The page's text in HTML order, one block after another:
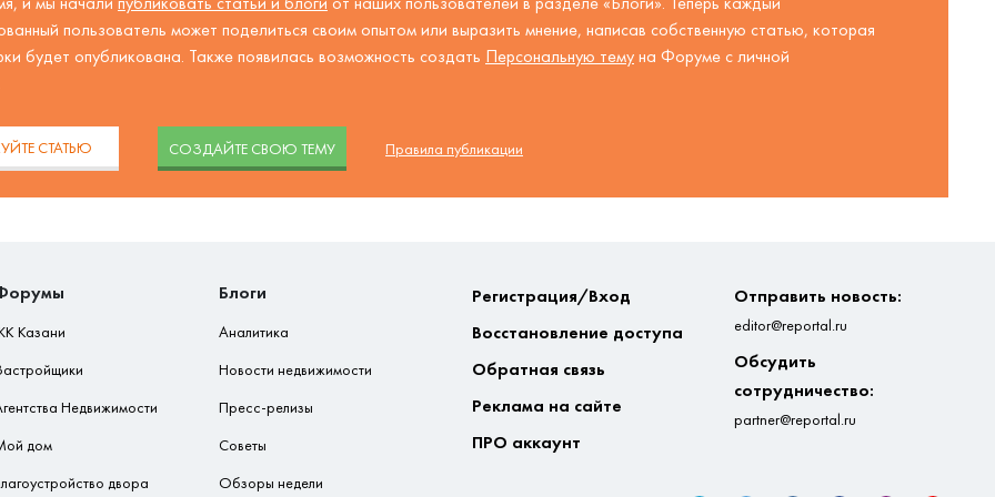
пользователь может поделиться своим опытом или выразить мнение, написав собственную статью, которая
будет опубликована. Также появилась возможность создать Персональную тему на Форуме с личной
СТАТЬЮ CОЗДАЙТЕ СВОЮ ТЕМУ Правила публикации
Казани
Недвижимости
дом
двора
Блоги
Аналитика
Новости недвижимости
Пресс-релизы
Советы
Обзоры недели
Регистрация/Вход
Восстановление доступа
Обратная связь
Реклама на сайте
ПРО аккаунт
Отправить новость:
editor@reportal.ru
Обсудить
сотрудничество:
partner@reportal.ru